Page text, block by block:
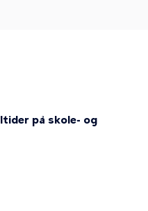
på skole- og